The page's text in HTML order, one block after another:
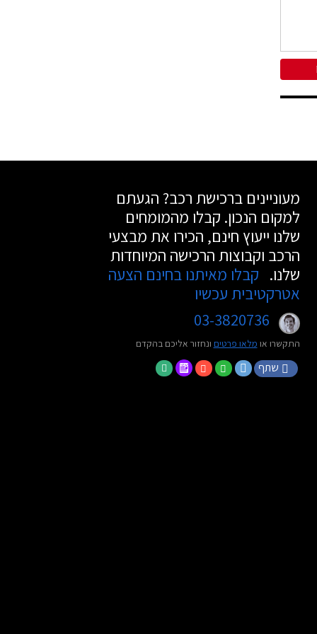
מעוניינים ברכישת רכב? הגעתם
למקום הנכון. קבלו מהמומחים
שלנו ייעוץ חינם, הכירו את מבצעי
הרכב וקבוצות הרכישה המיוחדות
שלנו. קבלו מאיתנו בחינם הצעה
אטרקטיבית עכשיו
03-3820736
התקשרו או מלאו פרטים ונחזור אליכם בהקדם
שתף